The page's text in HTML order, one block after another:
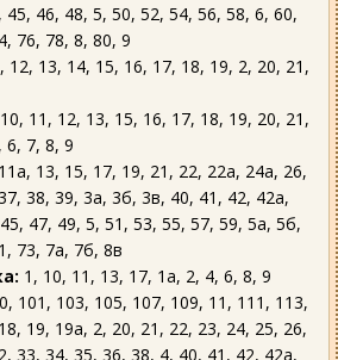
46, 48, 5, 50, 52, 54, 56, 58, 6, 60,
76, 78, 8, 80, 9
12, 13, 14, 15, 16, 17, 18, 19, 2, 20, 21,
11, 12, 13, 15, 16, 17, 18, 19, 20, 21,
6, 7, 8, 9
13, 15, 17, 19, 21, 22, 22а, 24а, 26,
38, 39, 3а, 3б, 3в, 40, 41, 42, 42а,
47, 49, 5, 51, 53, 55, 57, 59, 5а, 5б,
73, 7а, 7б, 8в
1, 10, 11, 13, 17, 1а, 2, 4, 6, 8, 9
101, 103, 105, 107, 109, 11, 111, 113,
19, 19а, 2, 20, 21, 22, 23, 24, 25, 26,
33, 34, 35, 36, 38, 4, 40, 41, 42, 42а,